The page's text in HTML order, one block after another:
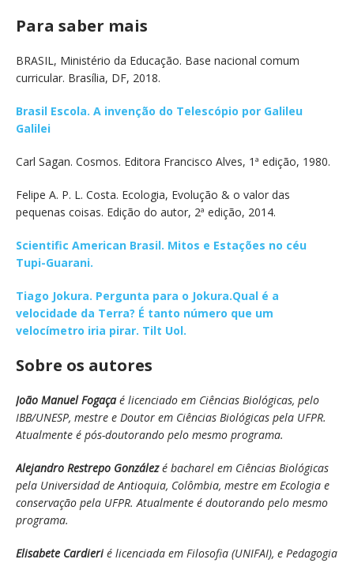
Para saber mais
BRASIL, Ministério da Educação. Base nacional comum
curricular. Brasília, DF, 2018.
Brasil Escola. A invenção do Telescópio por Galileu
Galilei
Carl Sagan. Cosmos. Editora Francisco Alves, 1ª edição, 1980.
Felipe A. P. L. Costa. Ecologia, Evolução & o valor das
pequenas coisas. Edição do autor, 2ª edição, 2014.
Scientific American Brasil. Mitos e Estações no céu
Tupi-Guarani.
Tiago Jokura. Pergunta para o Jokura.Qual é a
velocidade da Terra? É tanto número que um
velocímetro iria pirar. Tilt Uol.
Sobre os autores
João Manuel Fogaçaé licenciado em Ciências Biológicas, pelo
IBB/UNESP, mestre e Doutor em Ciências Biológicas pela UFPR.
Atualmente é pós-doutorando pelo mesmo programa.
Alejandro Restrepo Gonzálezé bacharel em Ciências Biológicas
pela Universidad de Antioquia, Colômbia, mestre em Ecologia e
conservação pela UFPR. Atualmente é doutorando pelo mesmo
programa.
Elisabete Cardierié licenciada em Filosofia (UNIFAI), e Pedagogia